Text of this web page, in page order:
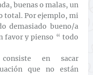
buenas o malas, un
total. Por ejemplo, mi
demasiado bueno/a
favor y pienso “ todo
en sacar
que no están